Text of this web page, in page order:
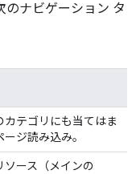
のナビゲーション タ
カテゴリにも当てはま
ージ読み込み。
ソース（メインの